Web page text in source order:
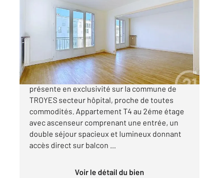
, 4 pièces
Ref : 70465
Appartement F4 à vendre
90 000 €
CENTURY 21 MARTINOT IMMOBILIER vous
présente en exclusivité sur la commune de
TROYES secteur hôpital, proche de toutes
commodités. Appartement T4 au 2éme étage
avec ascenseur comprenant une entrée, un
double séjour spacieux et lumineux donnant
accès direct sur balcon ...
Voir le détail du bien